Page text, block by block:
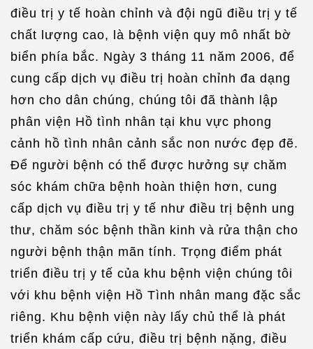
điều trị y tế hoàn chỉnh và đội ngũ điều trị y tế
chất lượng cao, là bệnh viện quy mô nhất bờ
biển phía bắc. Ngày 3 tháng 11 năm 2006, để
cung cấp dịch vụ điều trị hoàn chỉnh đa dạng
hơn cho dân chúng, chúng tôi đã thành lập
phân viện Hồ tình nhân tại khu vực phong
cảnh hồ tình nhân cảnh sắc non nước đẹp đẽ.
Để người bệnh có thể được hưởng sự chăm
sóc khám chữa bệnh hoàn thiện hơn, cung
cấp dịch vụ điều trị y tế như điều trị bệnh ung
thư, chăm sóc bệnh thần kinh và rửa thận cho
người bệnh thận mãn tính. Trọng điểm phát
triển điều trị y tế của khu bệnh viện chúng tôi
với khu bệnh viện Hồ Tình nhân mang đặc sắc
riêng. Khu bệnh viện này lấy chủ thể là phát
triển khám cấp cứu, điều trị bệnh nặng, điều